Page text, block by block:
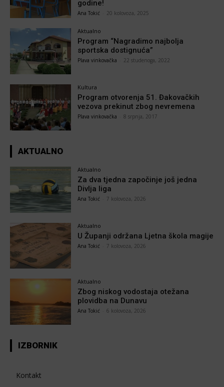
godine!
Ana Tokić 20 kolovoza, 2025
Aktualno
Program “Nagradimo najbolja
sportska dostignuća”
Plava vinkovačka 22 studenoga, 2022
Kultura
Program otvorenja 51. Đakovačkih
vezova prekinut zbog nevremena
Plava vinkovačka 8 srpnja, 2017
AKTUALNO
Aktualno
Za dva tjedna započinje još jedna
Divlja liga
Ana Tokić 7 kolovoza, 2026
Aktualno
U Županji održana Ljetna škola magije
Ana Tokić 7 kolovoza, 2026
Aktualno
Zbog niskog vodostaja otežana
plovidba na Dunavu
Ana Tokić 6 kolovoza, 2026
IZBORNIK
Kontakt